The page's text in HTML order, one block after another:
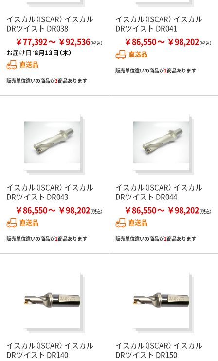
イスカル（ISCAR） イスカル
DRツイスト DR038
￥77,392 ￥92,536
お届け日：8月13日（木）
直送品
販売単位違いの商品が3商品あります
イスカル（ISCAR） イスカル
DRツイスト DR041
￥86,550 ￥98,202
直送品
販売単位違いの商品が2商品あります
イスカル（ISCAR） イスカル
DRツイスト DR043
￥86,550 ￥98,202
直送品
販売単位違いの商品が2商品あります
イスカル（ISCAR） イスカル
DRツイスト DR044
￥86,550 ￥98,202
直送品
販売単位違いの商品が2商品あります
イスカル（ISCAR） イスカル
DRツイスト DR140
イスカル（ISCAR） イスカル
DRツイスト DR150